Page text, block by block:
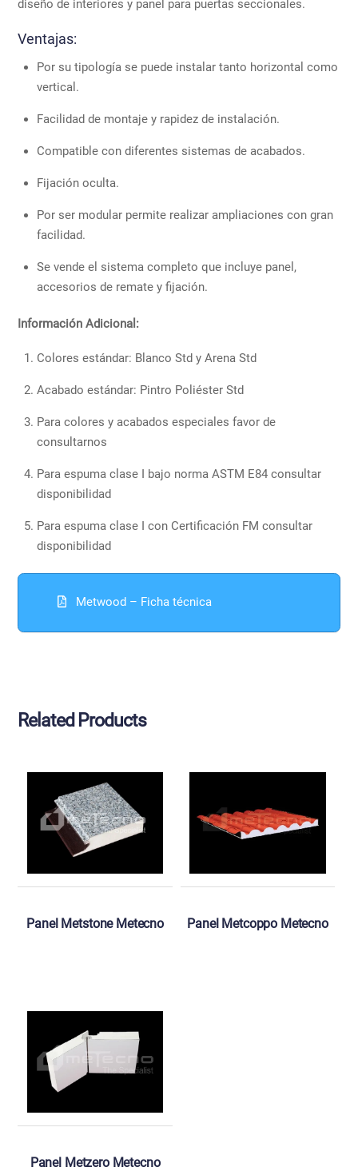
diseño de interiores y panel para puertas seccionales.
Ventajas:
Por su tipología se puede instalar tanto horizontal como
vertical.
Facilidad de montaje y rapidez de instalación.
Compatible con diferentes sistemas de acabados.
Fijación oculta.
Por ser modular permite realizar ampliaciones con gran
facilidad.
Se vende el sistema completo que incluye panel,
accesorios de remate y fijación.
Información Adicional:
Colores estándar: Blanco Std y Arena Std
Acabado estándar: Pintro Poliéster Std
Para colores y acabados especiales favor de
consultarnos
Para espuma clase I bajo norma ASTM E84 consultar
disponibilidad
Para espuma clase I con Certificación FM consultar
disponibilidad
Metwood – Ficha técnica
Related Products
Panel Metstone Metecno Panel Metcoppo Metecno
Panel Metzero Metecno